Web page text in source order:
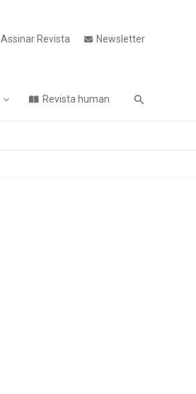
Assinar Revista Newsletter
Revista human Pesquisa